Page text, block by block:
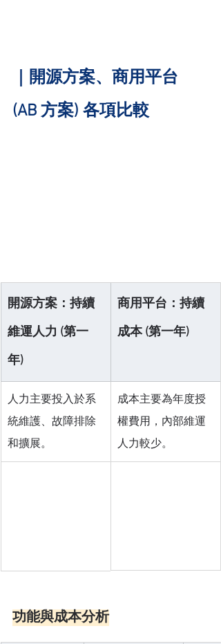
｜開源方案、商用平台
(AB 方案) 各項比較
開源方案：持續
維運人力 (第一
年)
商用平台：持續
成本 (第一年)
人力主要投入於系
統維護、故障排除
和擴展。
成本主要為年度授
權費用，內部維運
人力較少。
功能與成本分析